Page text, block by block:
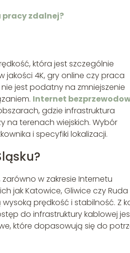
zdalnej?
która jest szczególnie
4K, gry online czy praca
jest podatny na zmniejszenie
Internet
gdzie infrastruktura
na terenach wiejskich. Wybór
i specyfiki lokalizacji.
w zakresie Internetu
jak Katowice, Gliwice czy Ruda
prędkość i stabilność. Z
do infrastruktury kablowej
które dopasowują się do